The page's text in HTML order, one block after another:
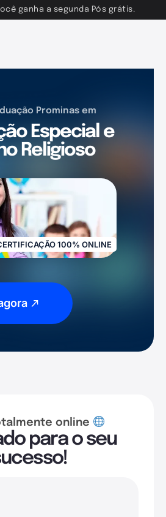
ganha a segunda Pós grátis.
Prominas em
Especial e
Religioso
100% ONLINE
online
para o seu